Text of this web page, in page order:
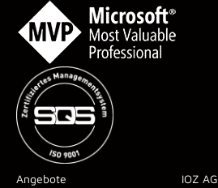
Angebote IOZ AG